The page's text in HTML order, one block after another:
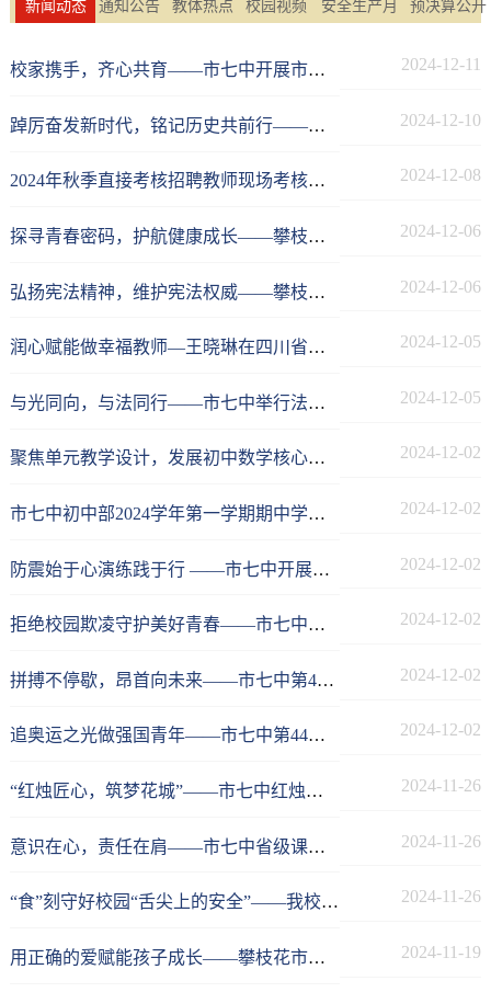
新闻动态 通知公告 教体热点 校园视频 安全生产月 预决算公开
校家携手，齐心共育——市七中开展市内外春晖新父母学堂系列讲座 2024-12-11
踔厉奋发新时代，铭记历史共前行——市七中举行主题升旗仪式 2024-12-10
2024年秋季直接考核招聘教师现场考核成绩公示 2024-12-08
探寻青春密码，护航健康成长——攀枝花市七中开展女生青春期心理健康教育讲座 2024-12-06
弘扬宪法精神，维护宪法权威——攀枝花市七中开展“宪法学习周”法治教育主题活动 2024-12-06
润心赋能做幸福教师—王晓琳在四川省教师心理健康专题研讨会作交流发言 2024-12-05
与光同向，与法同行——市七中举行法治教育主题升旗仪式 2024-12-05
聚焦单元教学设计，发展初中数学核心素养 2024-12-02
市七中初中部2024学年第一学期期中学生表彰大会 2024-12-02
防震始于心演练践于行 ——市七中开展无预警防震减灾应急疏散演练活动 2024-12-02
拒绝校园欺凌守护美好青春——市七中举行主题升旗仪式 2024-12-02
拼搏不停歇，昂首向未来——市七中第44届校园运动会胜利闭幕 2024-12-02
追奥运之光做强国青年——市七中第44届校园运动会开幕 2024-12-02
“红烛匠心，筑梦花城”——市七中红烛课程系列讲座第20期 2024-11-26
意识在心，责任在肩——市七中省级课题《高中化学教学中利用地方资源实施环境教育实践研究》中期研讨活动 2024-11-26
“食”刻守好校园“舌尖上的安全”——我校再次组织开展《中小学校园食品安全和膳食经费管理工作指引》集中培训活动 2024-11-26
用正确的爱赋能孩子成长——攀枝花市七中春晖新父母学堂第21讲开讲 2024-11-19